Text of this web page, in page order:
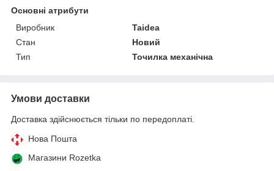
Основні атрибути
Виробник
Taidea
Стан
Новий
Тип
Точилка механічна
Умови доставки
Доставка здійснюється тільки по передоплаті.
Нова Пошта
Магазини Rozetka